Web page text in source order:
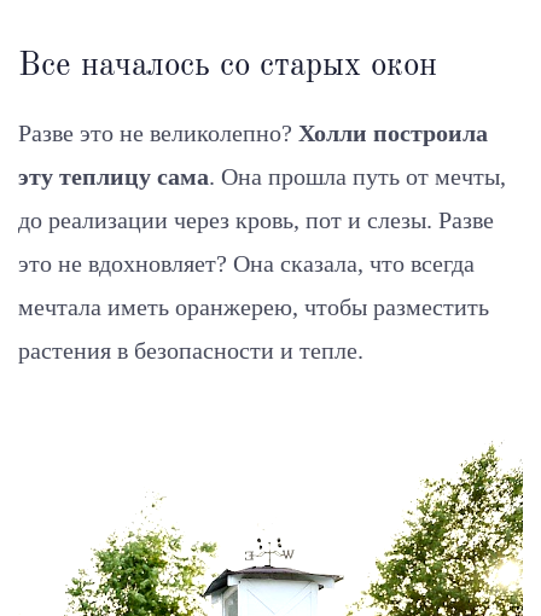
Все началось со старых окон
Разве это не великолепно? Холли построила
эту теплицу сама. Она прошла путь от мечты,
до реализации через кровь, пот и слезы. Разве
это не вдохновляет? Она сказала, что всегда
мечтала иметь оранжерею, чтобы разместить
растения в безопасности и тепле.